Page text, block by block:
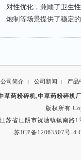
对性优化，兼顾了卫生
炮制等场景提供了稳定
公司简介 | 公司新闻 | 产品
草药粉碎机,中草药粉碎机
版权所有
苏省江阴市祝塘镇镇南路
苏ICP备12063507号-4